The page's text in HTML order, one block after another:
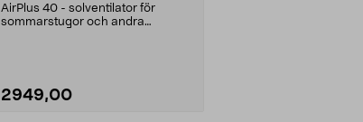
AirPlus 40 - solventilator för
sommarstugor och andra
2949,00